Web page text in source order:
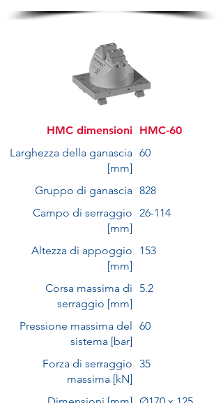
HMC dimensioni HMC-60
Larghezza della ganascia
[mm]
60
Gruppo di ganascia 828
Campo di serraggio
[mm]
26-114
Altezza di appoggio
[mm]
153
Corsa massima di
serraggio [mm]
5.2
Pressione massima del
sistema [bar]
60
Forza di serraggio
massima [kN]
35